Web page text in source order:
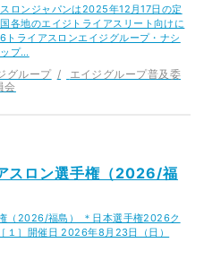
ロンジャパンは2025年12月17日の定
各地のエイジトライアスリート向けに
ライアスロンエイジグループ・ナシ
プ…
グループ
エイジグループ普及委
会
スロン選手権（2026/福
（2026/福島） ＊日本選手権2026ク
１］開催日 2026年8月23日（日）